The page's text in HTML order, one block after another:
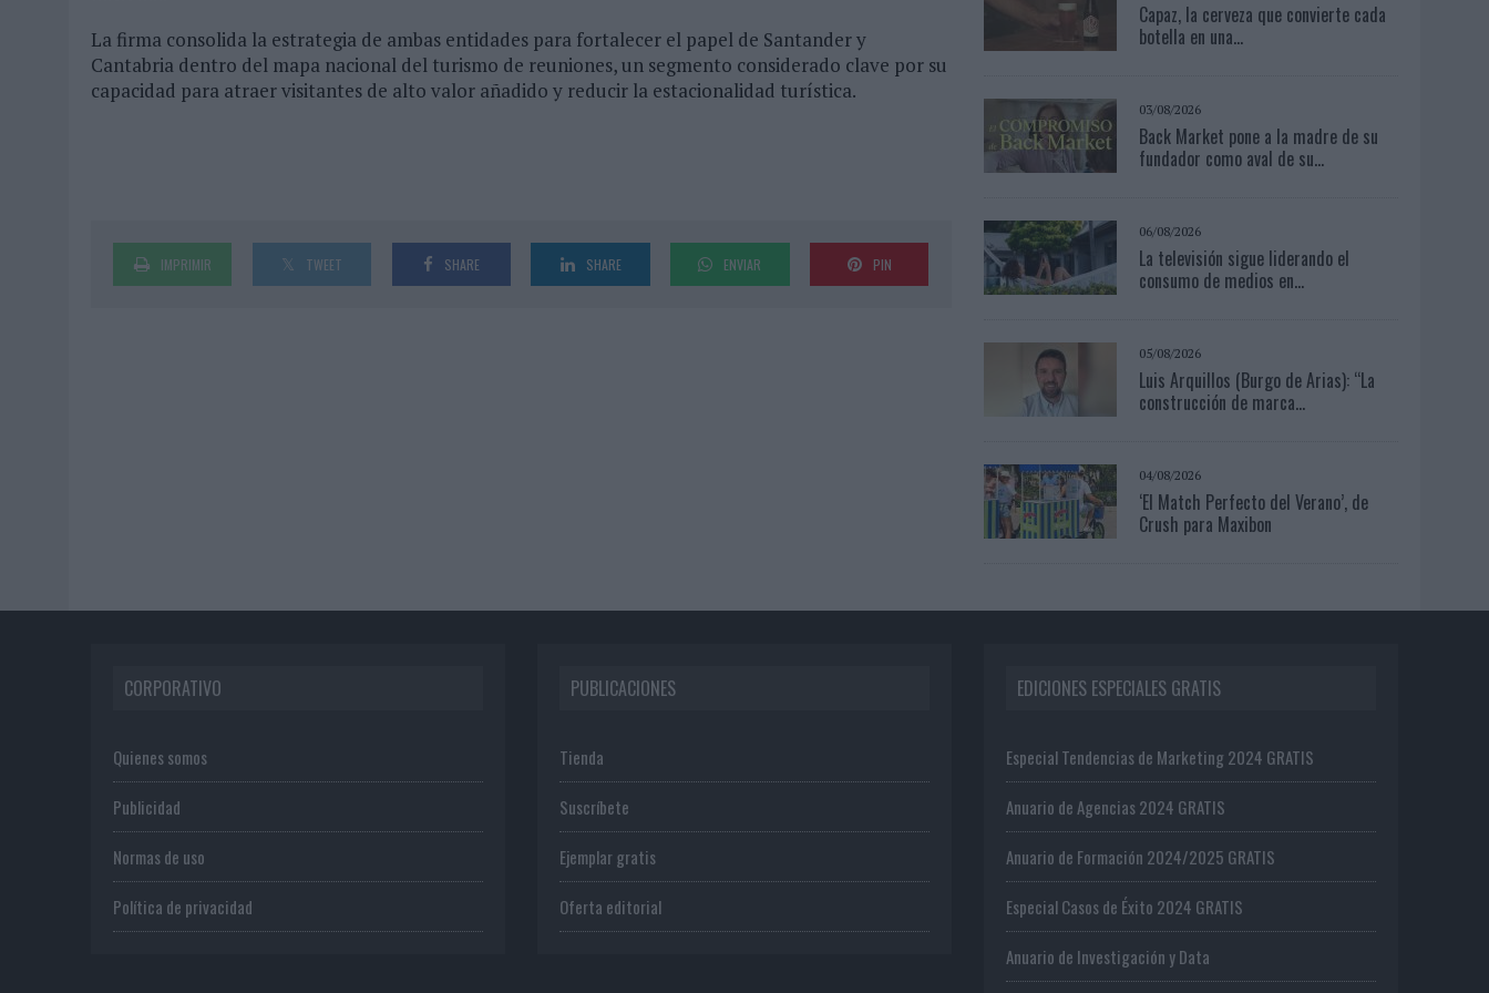
La firma consolida la estrategia de ambas entidades para fortalecer el papel de Santander y
Cantabria dentro del mapa nacional del turismo de reuniones, un segmento considerado clave por su
capacidad para atraer visitantes de alto valor añadido y reducir la estacionalidad turística.
IMPRIMIR TWEET SHARE SHARE ENVIAR PIN
Capaz, la cerveza que convierte cada
botella en una...
03/08/2026
Back Market pone a la madre de su
fundador como aval de su...
06/08/2026
La televisión sigue liderando el
consumo de medios en...
05/08/2026
Luis Arquillos (Burgo de Arias): “La
construcción de marca...
04/08/2026
‘El Match Perfecto del Verano’, de
Crush para Maxibon
CORPORATIVO
Quienes somos
Publicidad
Normas de uso
Política de privacidad
PUBLICACIONES
Tienda
Suscríbete
Ejemplar gratis
Oferta editorial
EDICIONES ESPECIALES GRATIS
Especial Tendencias de Marketing 2024 GRATIS
Anuario de Agencias 2024 GRATIS
Anuario de Formación 2024/2025 GRATIS
Especial Casos de Éxito 2024 GRATIS
Anuario de Investigación y Data